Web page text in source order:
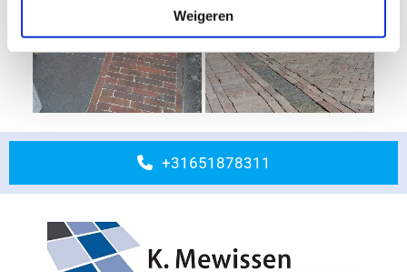
Weigeren
+31651878311